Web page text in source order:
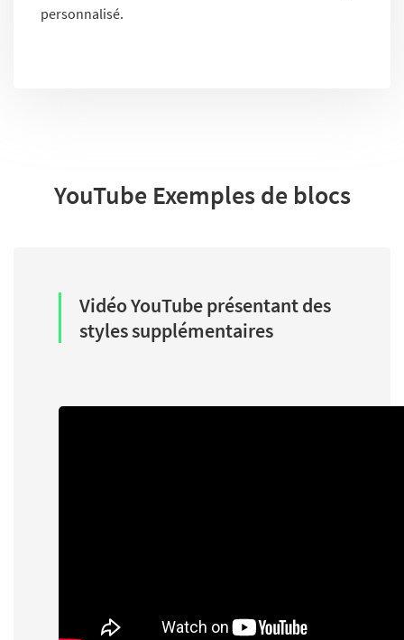
personnalisé.
YouTube Exemples de blocs
Vidéo YouTube présentant des
styles supplémentaires